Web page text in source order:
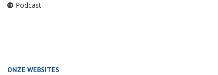
Podcast
ONZE WEBSITES